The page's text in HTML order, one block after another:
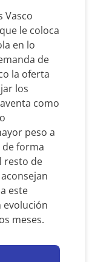
Vasco
le coloca
en lo
de
la oferta
los
como
peso a
forma
resto de
este
evolución
meses.